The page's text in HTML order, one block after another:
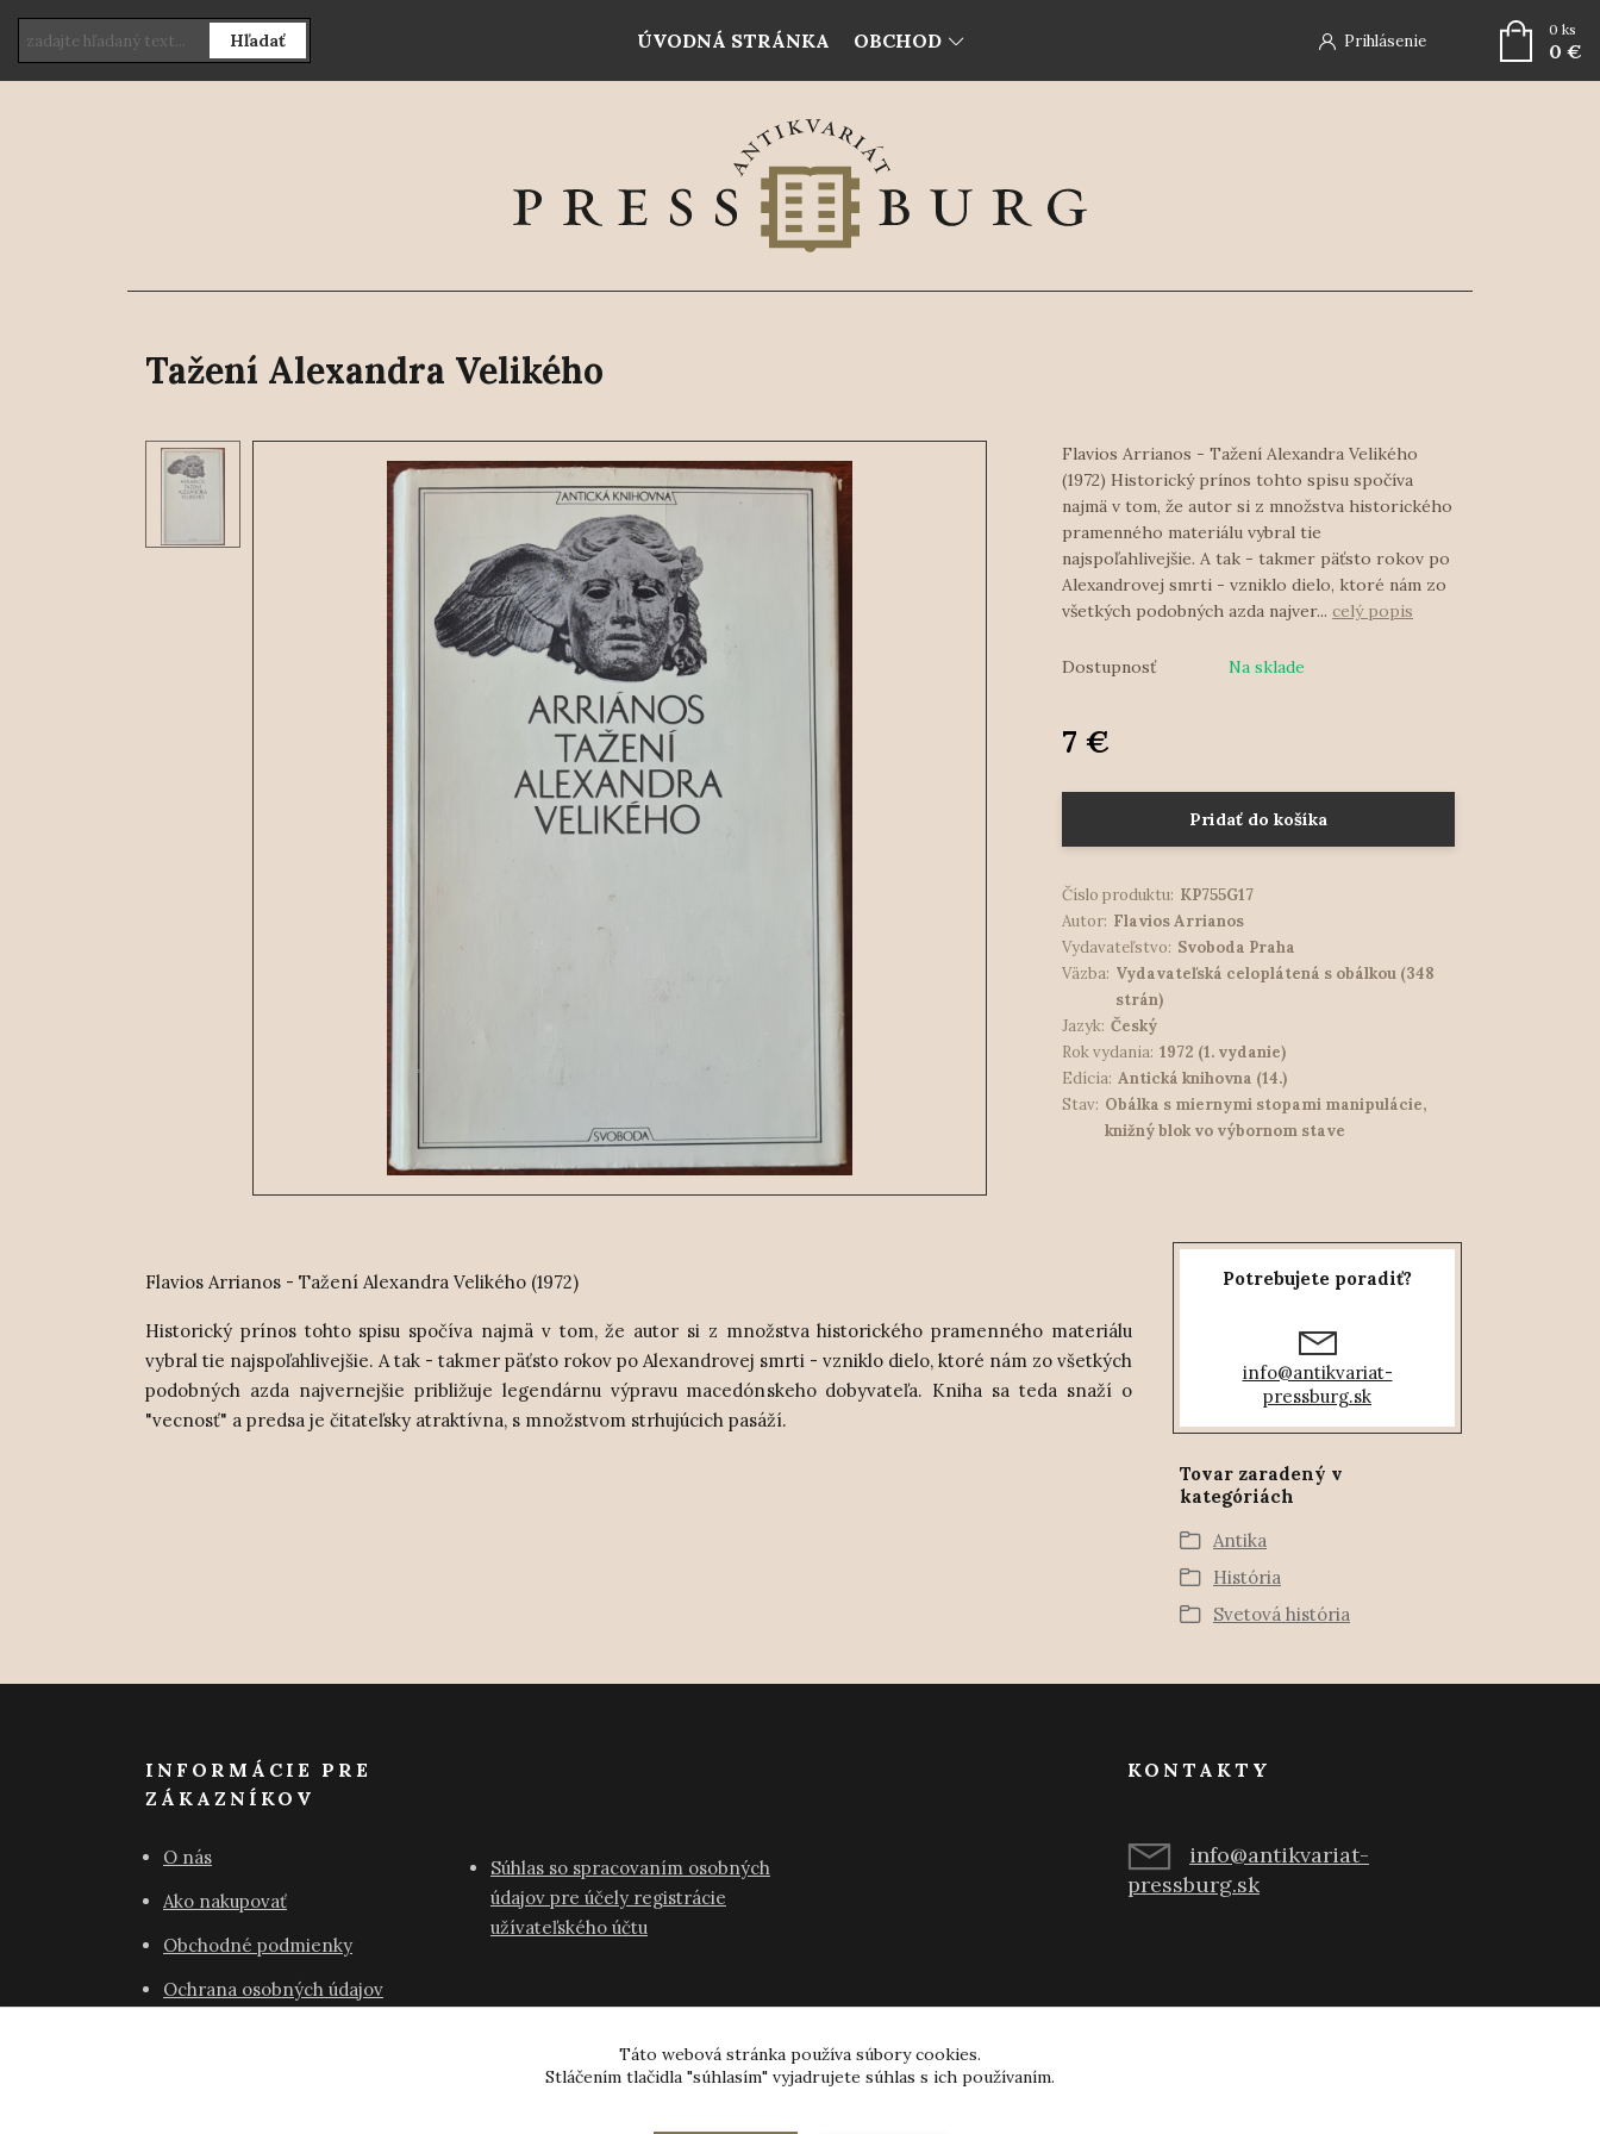
ÚVODNÁ STRÁNKA OBCHOD Prihlásenie
Hľadať
0 ks
0 €
Tažení Alexandra Velikého
Flavios Arrianos - Tažení Alexandra Velikého
(1972) Historický prínos tohto spisu spočíva
najmä v tom, že autor si z množstva historického
pramenného materiálu vybral tie
najspoľahlivejšie. A tak - takmer päťsto rokov po
Alexandrovej smrti - vzniklo dielo, ktoré nám zo
všetkých podobných azda najver... celý popis
Dostupnosť Na sklade
7 €
Pridať do košíka
Číslo produktu: KP755G17
Autor: Flavios Arrianos
Vydavateľstvo: Svoboda Praha
Väzba: Vydavateľská celoplátená s obálkou (348
strán)
Jazyk: Český
Rok vydania: 1972 (1. vydanie)
Edícia: Antická knihovna (14.)
Stav: Obálka s miernymi stopami manipulácie,
knižný blok vo výbornom stave
Flavios Arrianos - Tažení Alexandra Velikého (1972)
Historický prínos tohto spisu spočíva najmä v tom, že autor si z množstva historického pramenného materiálu
vybral tie najspoľahlivejšie. A tak - takmer päťsto rokov po Alexandrovej smrti - vzniklo dielo, ktoré nám zo všetkých
podobných azda najvernejšie približuje legendárnu výpravu macedónskeho dobyvateľa. Kniha sa teda snaží o
"vecnosť" a predsa je čitateľsky atraktívna, s množstvom strhujúcich pasáží.
Potrebujete poradiť?
info@antikvariat-
pressburg.sk
Tovar zaradený v
kategóriách
Antika
História
Svetová história
INFORMÁCIE PRE
ZÁKAZNÍKOV
O nás
Ako nakupovať
Obchodné podmienky
Ochrana osobných údajov
Súhlas so spracovaním osobných
údajov pre účely registrácie
užívateľského účtu
KONTAKTY
info@antikvariat-
pressburg.sk
Táto webová stránka používa súbory cookies.
Stláčením tlačidla "súhlasím" vyjadrujete súhlas s ich používaním.